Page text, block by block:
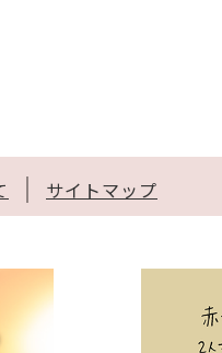
サイトマップ